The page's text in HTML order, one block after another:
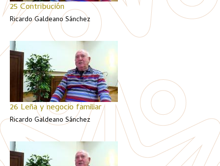
25 Contribución
Ricardo Galdeano Sánchez
26 Leña y negocio familiar
Ricardo Galdeano Sánchez